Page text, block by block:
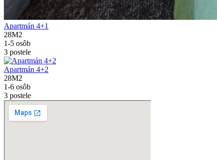
Apartmán 4+1
28M2
1-5 osôb
3 postele
Apartmán 4+2
28M2
1-6 osôb
3 postele